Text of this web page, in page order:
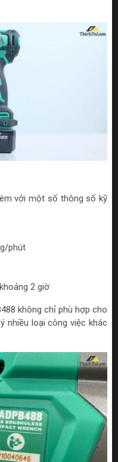
với một số thông số kỹ
phút
2 giờ
không chỉ phù hợp cho
nhiều loại công việc khác